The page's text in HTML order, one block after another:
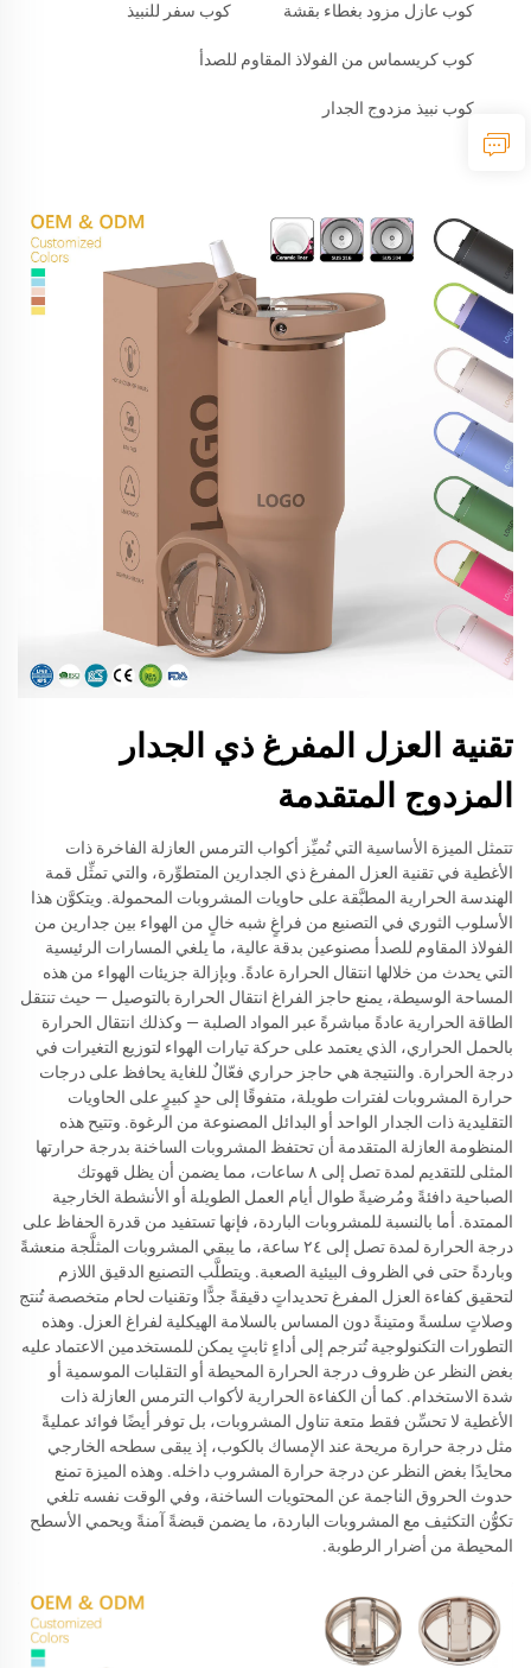
كوب عازل مزود بغطاء بقشة كوب سفر للنبيذ
كوب كريسماس من الفولاذ المقاوم للصدأ
كوب نبيذ مزدوج الجدار
تقنية العزل المفرغ ذي الجدار
المزدوج المتقدمة
تتمثل الميزة الأساسية التي تُميِّز أكواب الترمس العازلة الفاخرة ذات
الأغطية في تقنية العزل المفرغ ذي الجدارين المتطوِّرة، والتي تمثِّل قمة
الهندسة الحرارية المطبَّقة على حاويات المشروبات المحمولة. ويتكوَّن هذا
الأسلوب الثوري في التصنيع من فراغٍ شبه خالٍ من الهواء بين جدارين من
الفولاذ المقاوم للصدأ مصنوعين بدقة عالية، ما يلغي المسارات الرئيسية
التي يحدث من خلالها انتقال الحرارة عادةً. وبإزالة جزيئات الهواء من هذه
المساحة الوسيطة، يمنع حاجز الفراغ انتقال الحرارة بالتوصيل — حيث تنتقل
الطاقة الحرارية عادةً مباشرةً عبر المواد الصلبة — وكذلك انتقال الحرارة
بالحمل الحراري، الذي يعتمد على حركة تيارات الهواء لتوزيع التغيرات في
درجة الحرارة. والنتيجة هي حاجز حراري فعّالٌ للغاية يحافظ على درجات
حرارة المشروبات لفترات طويلة، متفوقًا إلى حدٍ كبيرٍ على الحاويات
التقليدية ذات الجدار الواحد أو البدائل المصنوعة من الرغوة. وتتيح هذه
المنظومة العازلة المتقدمة أن تحتفظ المشروبات الساخنة بدرجة حرارتها
المثلى للتقديم لمدة تصل إلى ٨ ساعات، مما يضمن أن يظل قهوتك
الصباحية دافئةً ومُرضيةً طوال أيام العمل الطويلة أو الأنشطة الخارجية
الممتدة. أما بالنسبة للمشروبات الباردة، فإنها تستفيد من قدرة الحفاظ على
درجة الحرارة لمدة تصل إلى ٢٤ ساعة، ما يبقي المشروبات المثلَّجة منعشةً
وباردةً حتى في الظروف البيئية الصعبة. ويتطلَّب التصنيع الدقيق اللازم
لتحقيق كفاءة العزل المفرغ تحديداتٍ دقيقةً جدًّا وتقنيات لحام متخصصة تُنتج
وصلاتٍ سلسةً ومتينةً دون المساس بالسلامة الهيكلية لفراغ العزل. وهذه
التطورات التكنولوجية تُترجم إلى أداءٍ ثابتٍ يمكن للمستخدمين الاعتماد عليه
بغض النظر عن ظروف درجة الحرارة المحيطة أو التقلبات الموسمية أو
شدة الاستخدام. كما أن الكفاءة الحرارية لأكواب الترمس العازلة ذات
الأغطية لا تحسِّن فقط متعة تناول المشروبات، بل توفر أيضًا فوائد عمليةً
مثل درجة حرارة مريحة عند الإمساك بالكوب، إذ يبقى سطحه الخارجي
محايدًا بغض النظر عن درجة حرارة المشروب داخله. وهذه الميزة تمنع
حدوث الحروق الناجمة عن المحتويات الساخنة، وفي الوقت نفسه تلغي
تكوُّن التكثيف مع المشروبات الباردة، ما يضمن قبضةً آمنةً ويحمي الأسطح
المحيطة من أضرار الرطوبة.